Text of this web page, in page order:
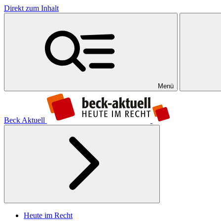
Direkt zum Inhalt
Menü
Beck Aktuell
Heute im Recht